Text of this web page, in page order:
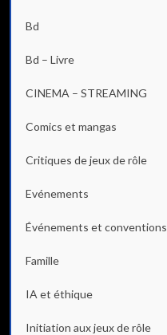
Bd
Bd – Livre
CINEMA – STREAMING
Comics et mangas
Critiques de jeux de rôle
Evénements
Événements et conventions
Famille
IA et éthique
Initiation aux jeux de rôle